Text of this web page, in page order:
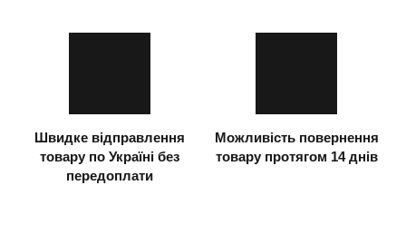
Швидке відправлення
товару по Україні без
передоплати
Можливість повернення
товару протягом 14 днів